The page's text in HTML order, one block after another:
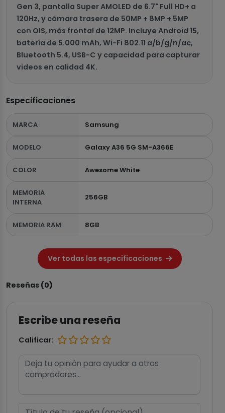
Gen 3, pantalla Super AMOLED de 6.7" Full HD+ a
120Hz, y cámara trasera de 50MP + 8MP + 5MP
con OIS, más frontal de 12MP. Incluye Android 15,
batería de 5.000 mAh, Wi-Fi 802.11 a/b/g/n/ac,
Bluetooth 5.4, USB-C y capacidad para capturar
videos en calidad 4K.
Especificaciones
MARCA Samsung
MODELO Galaxy A36 5G SM-A366E
COLOR Awesome White
MEMORIA
INTERNA
256GB
MEMORIA RAM 8GB
Ver todas las especificaciones
Reseñas (0)
Escribe una reseña
Calificar: